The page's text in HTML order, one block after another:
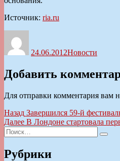
Источник: ria.ru
24.06.2012Новости
Добавить
Для отправки комментария вам
Навигация
по
записям
Назад Предыдущая
запись:
Завершился 59-й
Далее Следующая
В Лондоне стартовала
Искать:
Поиск
Рубрики